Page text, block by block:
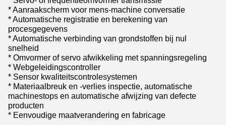
* Aanraakscherm voor mens-machine conversatie
* Automatische registratie en berekening van
procesgegevens
* Automatische verbinding van grondstoffen bij nul
snelheid
* Omvormer of servo afwikkeling met spanningsregeling
* Webgeleidingscontroller
* Sensor kwaliteitscontrolesystemen
* Materiaalbreuk en -verlies inspectie, automatische
machinestops en automatische afwijzing van defecte
producten
* Eenvoudige maatverandering en fabricage